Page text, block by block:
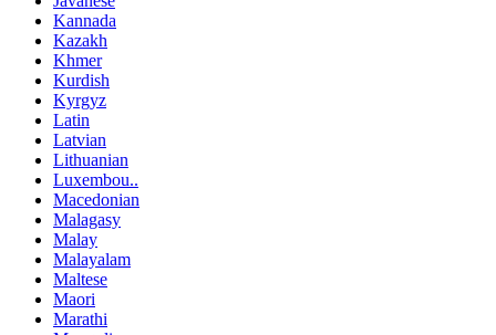
Kannada
Kazakh
Khmer
Kurdish
Kyrgyz
Latin
Latvian
Lithuanian
Luxembou..
Macedonian
Malagasy
Malay
Malayalam
Maltese
Maori
Marathi